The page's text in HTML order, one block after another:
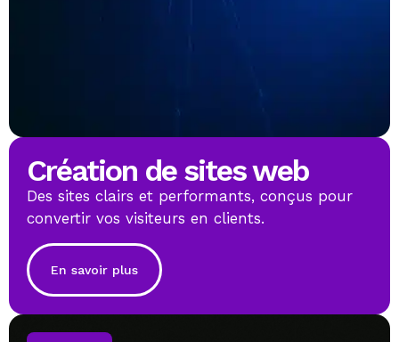
Création de sites web
Des sites clairs et performants, conçus pour
convertir vos visiteurs en clients.
En savoir plus